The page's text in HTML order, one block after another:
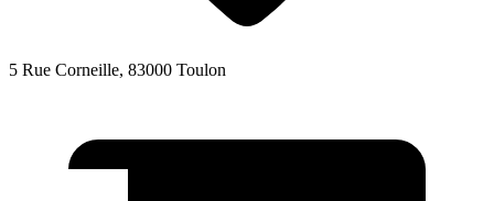
5 Rue Corneille, 83000 Toulon